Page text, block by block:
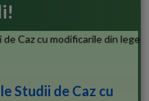
Studii de Caz cu